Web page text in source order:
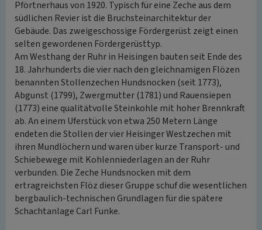
Pförtnerhaus von 1920. Typisch für eine Zeche aus dem
südlichen Revier ist die Bruchsteinarchitektur der
Gebäude. Das zweigeschossige Fördergerüst zeigt einen
selten gewordenen Fördergerüsttyp.
Am Westhang der Ruhr in Heisingen bauten seit Ende des
18. Jahrhunderts die vier nach den gleichnamigen Flözen
benannten Stollenzechen Hundsnocken (seit 1773),
Abgunst (1799), Zwergmutter (1781) und Rauensiepen
(1773) eine qualitätvolle Steinkohle mit hoher Brennkraft
ab. An einem Uferstück von etwa 250 Metern Länge
endeten die Stollen der vier Heisinger Westzechen mit
ihren Mundlöchern und waren über kurze Transport- und
Schiebewege mit Kohlenniederlagen an der Ruhr
verbunden. Die Zeche Hundsnocken mit dem
ertragreichsten Flöz dieser Gruppe schuf die wesentlichen
bergbaulich-technischen Grundlagen für die spätere
Schachtanlage Carl Funke.